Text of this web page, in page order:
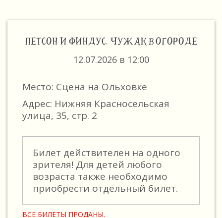
ПЕТСОН И ФИНДУС. ЧУЖАК В ОГОРОДЕ
12.07.2026 в 12:00
Место: Сцена на Ольховке
Адрес: Нижняя Красносельская
улица, 35, стр. 2
Билет действителен на одного
зрителя! Для детей любого
возраста также необходимо
приобрести отдельный билет.
ВСЕ БИЛЕТЫ ПРОДАНЫ.